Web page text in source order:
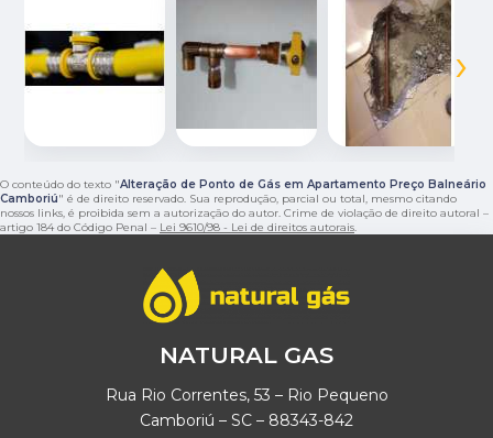
‹ ›
O conteúdo do texto "Alteração de Ponto de Gás em Apartamento Preço Balneário
Camboriú" é de direito reservado. Sua reprodução, parcial ou total, mesmo citando
nossos links, é proibida sem a autorização do autor. Crime de violação de direito autoral –
artigo 184 do Código Penal – Lei 9610/98 - Lei de direitos autorais.
NATURAL GAS
Rua Rio Correntes, 53 – Rio Pequeno
Camboriú – SC – 88343-842